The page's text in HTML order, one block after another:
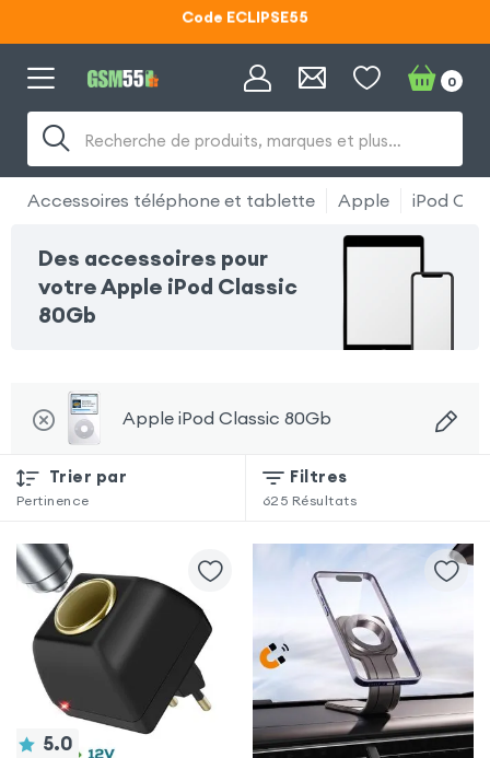
Lunettes d'éclipse OFFERTES
Code ECLIPSE55
Recherche de produits, marques et plus…
0
Accessoires téléphone et tablette Apple iPod
Des accessoires pour
votre Apple iPod Classic
80Gb
Apple iPod Classic 80Gb
Trier par
Pertinence
Filtres
625 Résultats
5.0